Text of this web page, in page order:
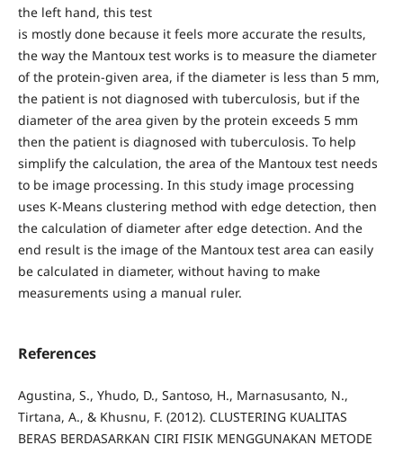
the left hand, this test
is mostly done because it feels more accurate the results,
the way the Mantoux test works is to measure the diameter
of the protein-given area, if the diameter is less than 5 mm,
the patient is not diagnosed with tuberculosis, but if the
diameter of the area given by the protein exceeds 5 mm
then the patient is diagnosed with tuberculosis. To help
simplify the calculation, the area of the Mantoux test needs
to be image processing. In this study image processing
uses K-Means clustering method with edge detection, then
the calculation of diameter after edge detection. And the
end result is the image of the Mantoux test area can easily
be calculated in diameter, without having to make
measurements using a manual ruler.
References
Agustina, S., Yhudo, D., Santoso, H., Marnasusanto, N.,
Tirtana, A., & Khusnu, F. (2012). CLUSTERING KUALITAS
BERAS BERDASARKAN CIRI FISIK MENGGUNAKAN METODE